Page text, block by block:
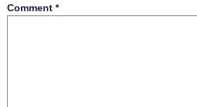
Comment *